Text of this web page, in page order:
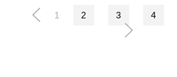
1 2 3 4